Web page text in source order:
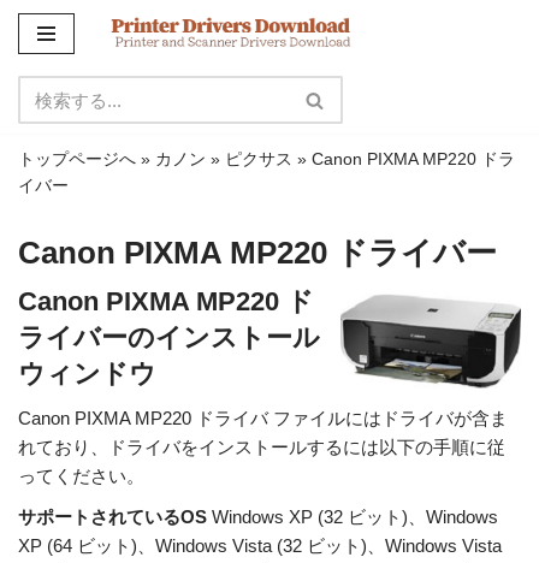
ン
テ
ン
ツ
ス
キ
ッ
プ
トップページへ » カノン » ピクサス » Canon PIXMA MP220 ドラ
イバー
Canon PIXMA MP220 ドライバー
Canon PIXMA MP220 ド
ライバーのインストール
ウィンドウ
Canon PIXMA MP220 ドライバ ファイルにはドライバが含ま
れており、ドライバをインストールするには以下の手順に従
ってください。
サポートされているOS Windows XP (32 ビット)、Windows
XP (64 ビット)、Windows Vista (32 ビット)、Windows Vista